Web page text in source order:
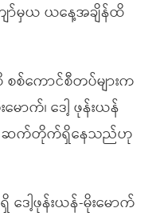
ာ်မှယ ယနေ့အချိန်ထိ
စ်ကောင်စီတပ်များက
မောက်၊ ဒေါ့ ဖုန်းယန်
း ဆက်တိုက်ရှိနေသည်ဟု
ေါ့ဖုန်းယန်-မိုးမောက်